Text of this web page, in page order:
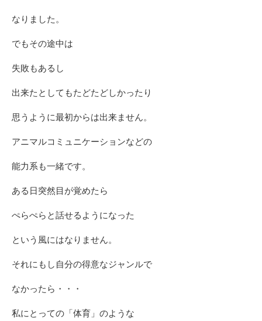
なりました。
でもその途中は
失敗もあるし
出来たとしてもたどたどしかったり
思うように最初からは出来ません。
アニマルコミュニケーションなどの
能力系も一緒です。
ある日突然目が覚めたら
ぺらぺらと話せるようになった
という風にはなりません。
それにもし自分の得意なジャンルで
なかったら・・・
私にとっての「体育」のような